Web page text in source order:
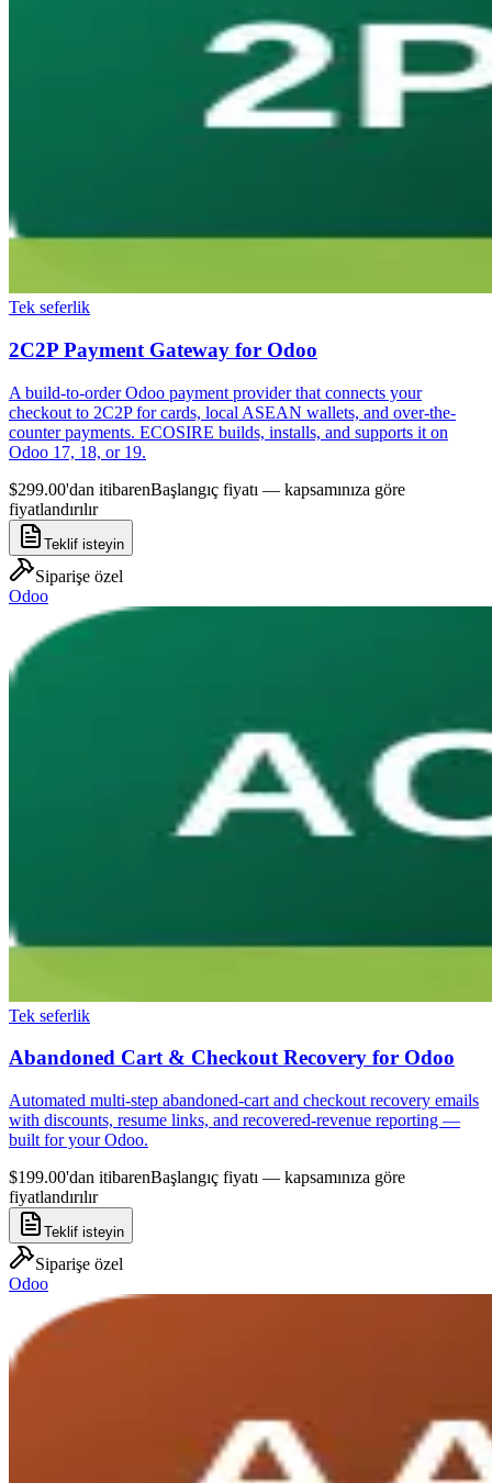
Tek seferlik
2C2P Payment Gateway for Odoo
A build-to-order Odoo payment provider that connects your
checkout to 2C2P for cards, local ASEAN wallets, and over-the-
counter payments. ECOSIRE builds, installs, and supports it on
Odoo 17, 18, or 19.
$299.00'dan itibarenBaşlangıç fiyatı — kapsamınıza göre
fiyatlandırılır
Teklif isteyin
Siparişe özel
Odoo
Tek seferlik
Abandoned Cart & Checkout Recovery for Odoo
Automated multi-step abandoned-cart and checkout recovery emails
with discounts, resume links, and recovered-revenue reporting —
built for your Odoo.
$199.00'dan itibarenBaşlangıç fiyatı — kapsamınıza göre
fiyatlandırılır
Teklif isteyin
Siparişe özel
Odoo